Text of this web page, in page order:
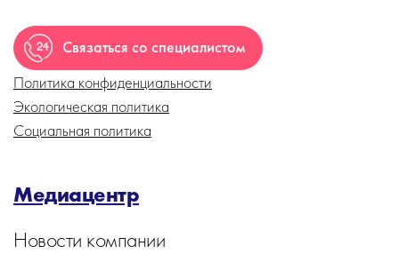
Связаться со специалистом
Политика конфиденциальности
Экологическая политика
Социальная политика
Медиацентр
Новости компании